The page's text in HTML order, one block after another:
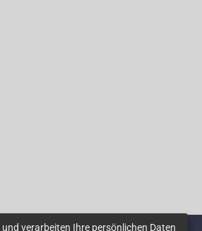
verarbeiten Ihre persönlichen Daten